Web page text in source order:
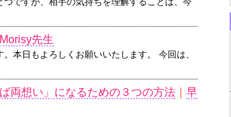
Morisy先生
本日もよろしくお願いいたします。 今回は、
両想い」になるための３つの方法 ｜早